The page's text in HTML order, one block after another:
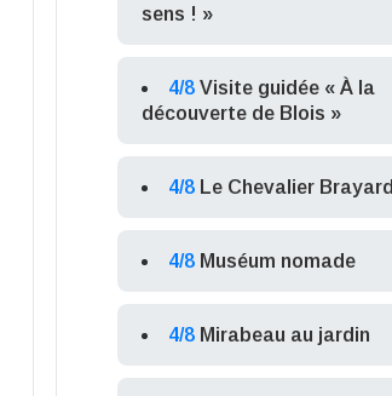
sens ! »
4/8 Visite guidée « À la
découverte de Blois »
4/8 Le Chevalier Brayard
4/8 Muséum nomade
4/8 Mirabeau au jardin